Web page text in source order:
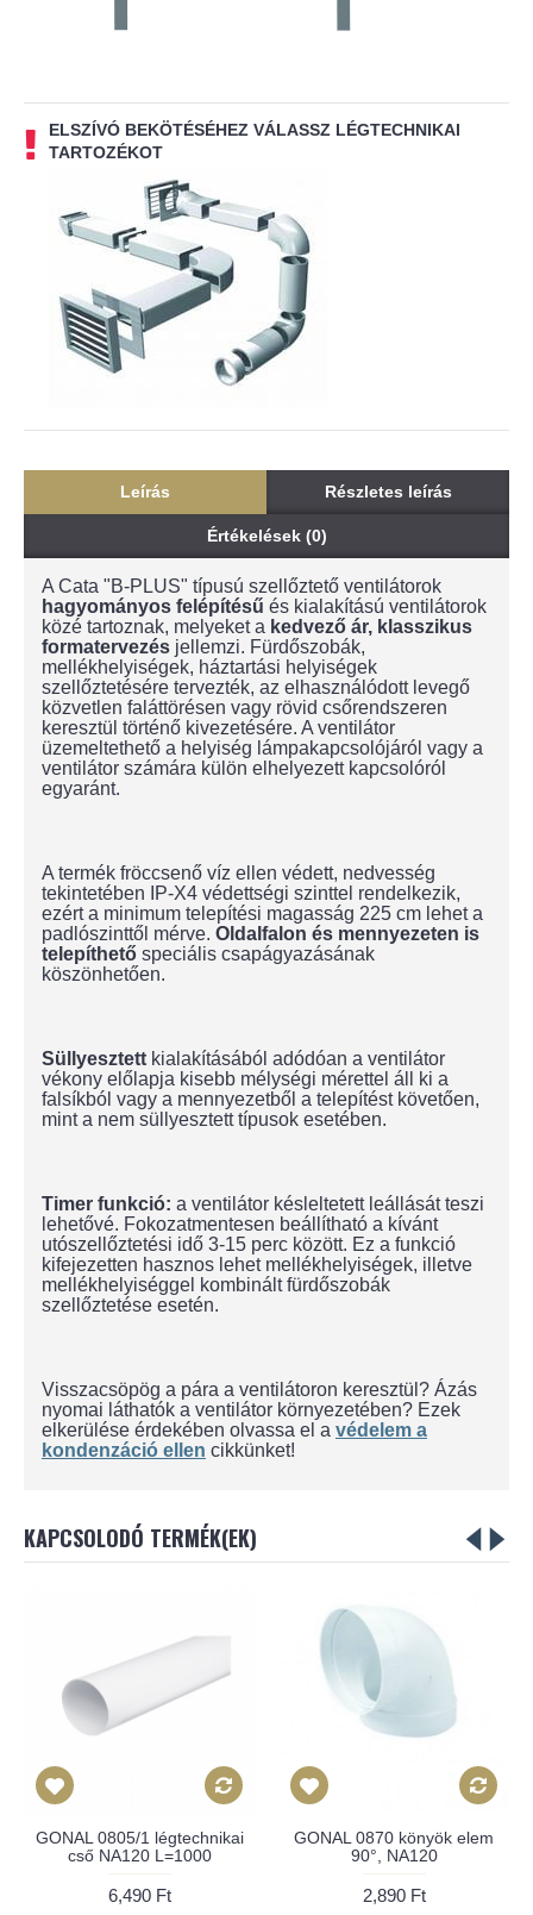
ELSZÍVÓ BEKÖTÉSÉHEZ VÁLASSZ LÉGTECHNIKAI
TARTOZÉKOT
Leírás Részletes leírás
Értékelések (0)
A Cata "B-PLUS" típusú szellőztető ventilátorok
hagyományos felépítésű és kialakítású ventilátorok
közé tartoznak, melyeket a kedvező ár, klasszikus
formatervezés jellemzi. Fürdőszobák,
mellékhelyiségek, háztartási helyiségek
szellőztetésére tervezték, az elhasználódott levegő
közvetlen faláttörésen vagy rövid csőrendszeren
keresztül történő kivezetésére. A ventilátor
üzemeltethető a helyiség lámpakapcsolójáról vagy a
ventilátor számára külön elhelyezett kapcsolóról
egyaránt.
A termék fröccsenő víz ellen védett, nedvesség
tekintetében IP-X4 védettségi szinttel rendelkezik,
ezért a minimum telepítési magasság 225 cm lehet a
padlószinttől mérve. Oldalfalon és mennyezeten is
telepíthető speciális csapágyazásának
köszönhetően.
Süllyesztett kialakításából adódóan a ventilátor
vékony előlapja kisebb mélységi mérettel áll ki a
falsíkból vagy a mennyezetből a telepítést követően,
mint a nem süllyesztett típusok esetében.
Timer funkció: a ventilátor késleltetett leállását teszi
lehetővé. Fokozatmentesen beállítható a kívánt
utószellőztetési idő 3-15 perc között. Ez a funkció
kifejezetten hasznos lehet mellékhelyiségek, illetve
mellékhelyiséggel kombinált fürdőszobák
szellőztetése esetén.
Visszacsöpög a pára a ventilátoron keresztül? Ázás
nyomai láthatók a ventilátor környezetében? Ezek
elkerülése érdekében olvassa el a védelem a
kondenzáció ellen cikkünket!
KAPCSOLODÓ TERMÉK(EK)
GONAL 0805/1 légtechnikai
cső NA120 L=1000
6,490 Ft
GONAL 0870 könyök elem
90°, NA120
2,890 Ft